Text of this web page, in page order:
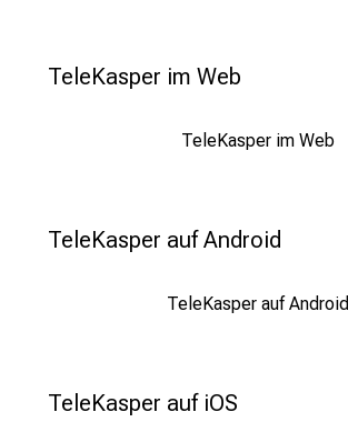
TeleKasper im Web
TeleKasper im Web
TeleKasper auf Android
TeleKasper auf Android
TeleKasper auf iOS